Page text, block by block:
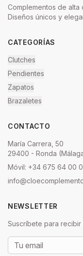
Complementos de alta
Diseños únicos y
CATEGORÍAS
Clutches
Pendientes
Zapatos
Brazaletes
CONTACTO
María Carrera, 50
29400 - Ronda
Móvil: +34 675 64 00
NEWSLETTER
Suscríbete para